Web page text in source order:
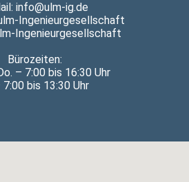
info@ulm-ig.de
Ingenieurgesellschaft
Ingenieurgesellschaft
Bürozeiten:
– 7:00 bis 16:30 Uhr
7:00 bis 13:30 Uhr